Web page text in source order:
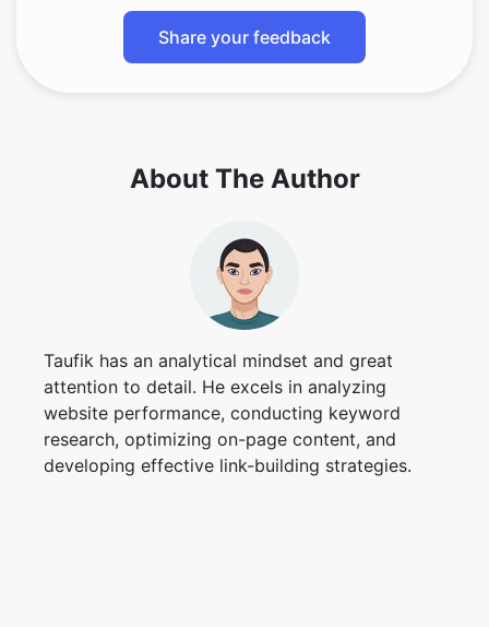
Share your feedback
About The Author
Taufik has an analytical mindset and great
attention to detail. He excels in analyzing
website performance, conducting keyword
research, optimizing on-page content, and
developing effective link-building strategies.